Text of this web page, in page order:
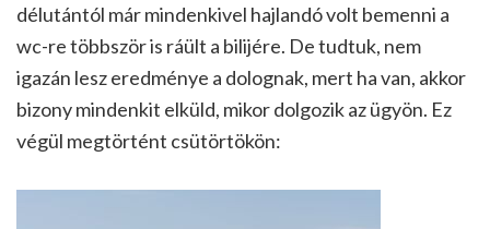
délutántól már mindenkivel hajlandó volt bemenni a
wc-re többször is ráült a bilijére. De tudtuk, nem
igazán lesz eredménye a dolognak, mert ha van, akkor
bizony mindenkit elküld, mikor dolgozik az ügyön. Ez
végül megtörtént csütörtökön: